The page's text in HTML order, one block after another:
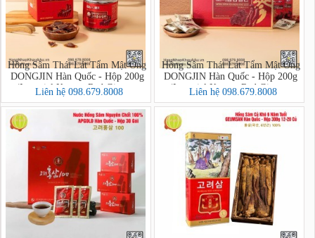
Hồng Sâm Thái Lát Tẩm Mật Ong
DONGJIN Hàn Quốc - Hộp 200g
(Imperial Korean Red Ginseng
Honey Sliced PREMIUM)
Liên hệ 098.679.8008
Hồng Sâm Thái Lát Tẩm Mật Ong
DONGJIN Hàn Quốc - Hộp 200g
(Imperial Korean Red Ginseng
Honey Sliced)
Liên hệ 098.679.8008